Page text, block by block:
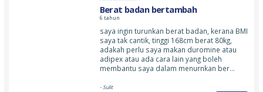
Berat badan bertambah
6 tahun
saya ingin turunkan berat badan, kerana BMI
saya tak cantik, tinggi 168cm berat 80kg,
adakah perlu saya makan duromine atau
adipex atau ada cara lain yang boleh
membantu saya dalam menurnkan ber…
- Sulit